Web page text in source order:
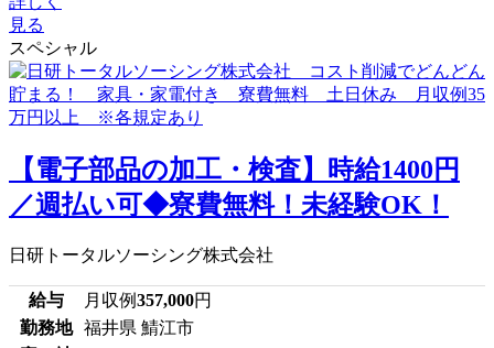
見る
スペシャル
【電子部品の加工・検査】時給1400円
／週払い可◆寮費無料！未経験OK！
日研トータルソーシング株式会社
給与 月収例357,000円
勤務地
福井県 鯖江市